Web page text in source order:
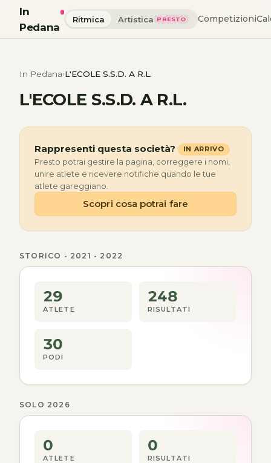
In
Pedana
Ritmica Artistica PRESTO Competizioni
In Pedana L'ECOLE S.S.D. A R.L.
L'ECOLE S.S.D. A R.L.
Rappresenti questa società? IN ARRIVO
Presto potrai gestire la pagina, correggere i nomi,
unire atlete e ricevere notifiche quando le tue
atlete gareggiano.
Scopri cosa potrai fare
STORICO - 2021 - 2022
29
ATLETE
248
RISULTATI
30
PODI
SOLO 2026
0
ATLETE
0
RISULTATI